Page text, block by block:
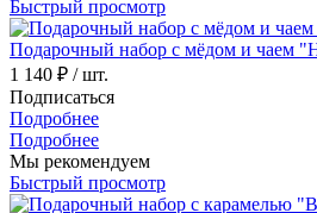
Быстрый просмотр
Подарочный набор с мёдом и чаем
1 140 ₽ / шт.
Подписаться
Подробнее
Подробнее
Мы рекомендуем
Быстрый просмотр